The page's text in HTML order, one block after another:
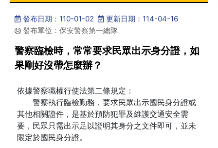
發布日期：110-01-02
更新日期：114-04-16
發布單位：保安警察第一總隊
警察臨檢時，常常要求民眾出示身分證，如
果剛好沒帶怎麼辦？
依據警察職權行使法第二條規定：
警察執行臨檢勤務，要求民眾出示國民身分證或
其他相關證件，是基於預防犯罪及維護交通安全需
要，民眾只需出示足以證明其身分之文件即可，並未
限定於國民身分證。